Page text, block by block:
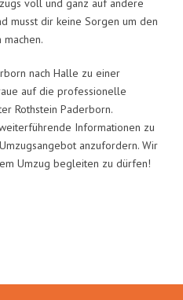
voll und ganz auf andere
musst dir keine Sorgen um den
nach Halle zu einer
auf die professionelle
Rothstein Paderborn.
Informationen zu
anzufordern. Wir
Umzug begleiten zu dürfen!